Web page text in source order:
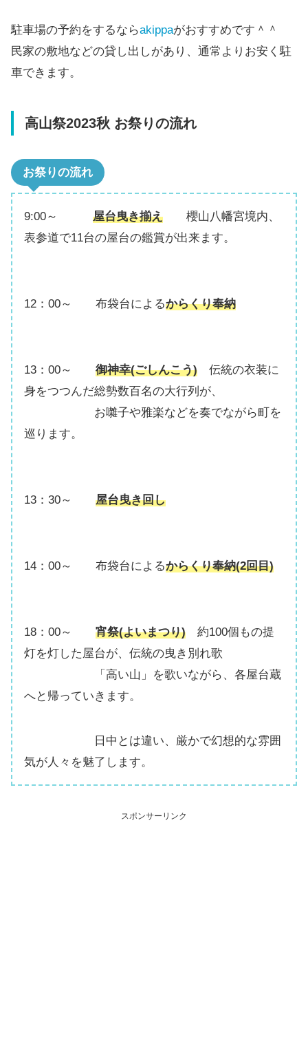
駐車場の予約をするならakippaがおすすめです＾＾
民家の敷地などの貸し出しがあり、通常よりお安く駐
車できます。
高山祭2023秋 お祭りの流れ
お祭りの流れ
9:00～ 屋台曳き揃え 櫻山八幡宮境内、
表参道で11台の屋台の鑑賞が出来ます。
12：00～ 布袋台によるからくり奉納
13：00～ 御神幸(ごしんこう) 伝統の衣装に
身をつつんだ総勢数百名の大行列が、
お囃子や雅楽などを奏でながら町を
巡ります。
13：30～ 屋台曳き回し
14：00～ 布袋台によるからくり奉納(2回目)
18：00～ 宵祭(よいまつり) 約100個もの提
灯を灯した屋台が、伝統の曳き別れ歌
「高い山」を歌いながら、各屋台蔵
へと帰っていきます。
日中とは違い、厳かで幻想的な雰囲
気が人々を魅了します。
スポンサーリンク